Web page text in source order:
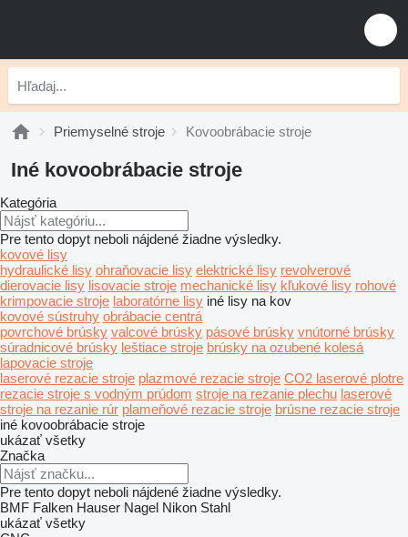
Priemyselné stroje Kovoobrábacie stroje
Iné kovoobrábacie stroje
Kategória
Pre tento dopyt neboli nájdené žiadne výsledky.
kovové lisy
hydraulické lisy ohraňovacie lisy elektrické lisy revolverové
dierovacie lisy lisovacie stroje mechanické lisy kľukové lisy rohové
krimpovacie stroje laboratórne lisy iné lisy na kov
kovové sústruhy obrábacie centrá
povrchové brúsky valcové brúsky pásové brúsky vnútorné brúsky
súradnicové brúsky leštiace stroje brúsky na ozubené kolesá
lapovacie stroje
laserové rezacie stroje plazmové rezacie stroje CO2 laserové plotre
rezacie stroje s vodným prúdom stroje na rezanie plechu laserové
stroje na rezanie rúr plameňové rezacie stroje brúsne rezacie stroje
iné kovoobrábacie stroje
ukázať všetky
Značka
Pre tento dopyt neboli nájdené žiadne výsledky.
BMF Falken Hauser Nagel Nikon Stahl
ukázať všetky